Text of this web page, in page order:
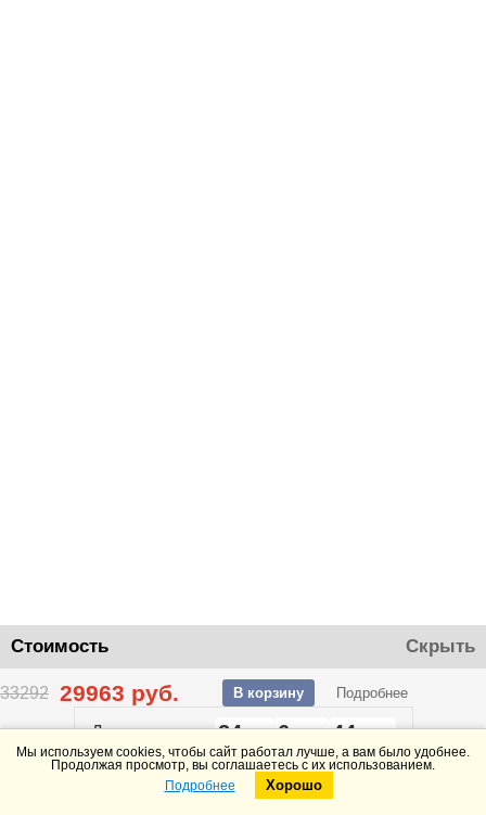
Стоимость Скрыть
33292 29963 руб. В корзину Подробнее
До конца акции24 6 44
Telegram
Мы используем cookies, чтобы сайт работал лучше, а вам было удобнее.
Продолжая просмотр, вы соглашаетесь с их использованием.
Подробнее
Хорошо